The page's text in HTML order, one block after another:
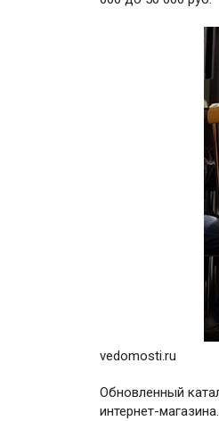
vedomosti.ru
Обновленный
интернет-магазина.